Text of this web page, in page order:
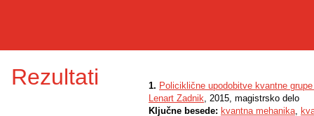
Rezultati 1. Policiklične upodobitve kvantne
Lenart Zadnik, 2015, magistrsko delo
Ključne besede: kvantna mehanika,